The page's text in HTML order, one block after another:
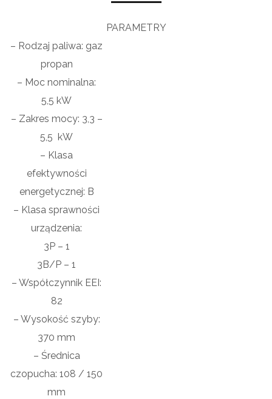
PARAMETRY
– Rodzaj paliwa: gaz
propan
– Moc nominalna:
5,5 kW
– Zakres mocy: 3,3 –
5,5 kW
– Klasa
efektywności
energetycznej: B
– Klasa sprawności
urządzenia:
3P – 1
3B/P – 1
– Współczynnik EEI:
82
– Wysokość szyby:
370 mm
– Średnica
czopucha: 108 / 150
mm